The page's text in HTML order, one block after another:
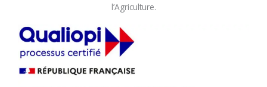
l’Agriculture.